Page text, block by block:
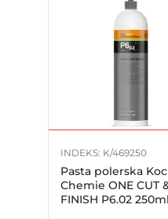
INDEKS: K/469250
Pasta polerska
Chemie ONE CUT
FINISH P6.02 250ml